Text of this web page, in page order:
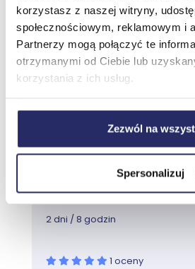
korzystasz z naszej witryny,
społecznościowym, reklamowym i
Partnerzy mogą połączyć te
otrzymanymi od Ciebie lub
korzystania z ich usług.
Zezwól na
Spersonalizuj
Szkolenie Teams M365:
efektywnej komunikacji w
Prosimy o kontakt
490,00 zł netto
(602,70 zł brutto)
2 dni / 8 godzin
1 oceny